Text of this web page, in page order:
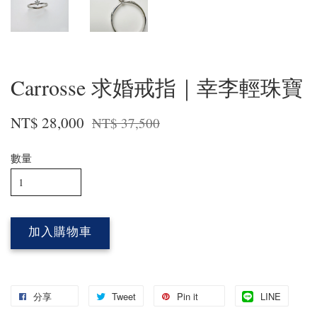
Carrosse 求婚戒指｜幸李輕珠寶
NT$ 28,000 NT$ 37,500
數量
加入購物車
分享 Tweet Pin it LINE